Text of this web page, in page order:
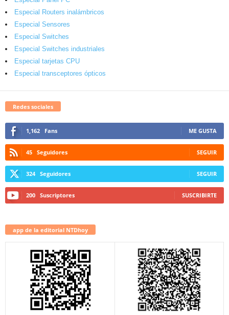
Especial Routers inalámbricos
Especial Sensores
Especial Switches
Especial Switches industriales
Especial tarjetas CPU
Especial transceptores ópticos
Redes sociales
1,162 Fans ME GUSTA
45 Seguidores SEGUIR
324 Seguidores SEGUIR
200 Suscriptores SUSCRIBIRTE
app de la editorial NTDhoy